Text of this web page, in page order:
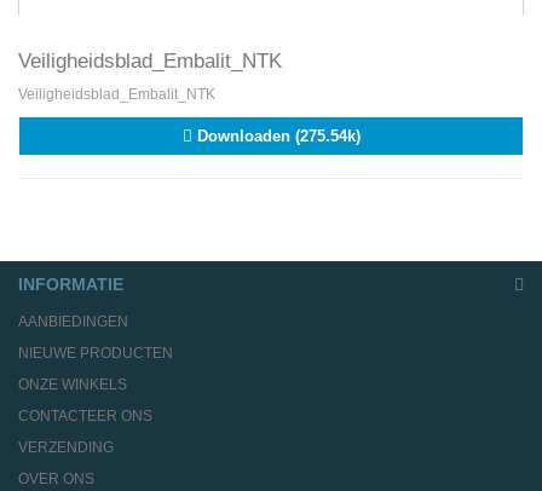
Veiligheidsblad_Embalit_NTK
Veiligheidsblad_Embalit_NTK
Downloaden (275.54k)
INFORMATIE
AANBIEDINGEN
NIEUWE PRODUCTEN
ONZE WINKELS
CONTACTEER ONS
VERZENDING
OVER ONS